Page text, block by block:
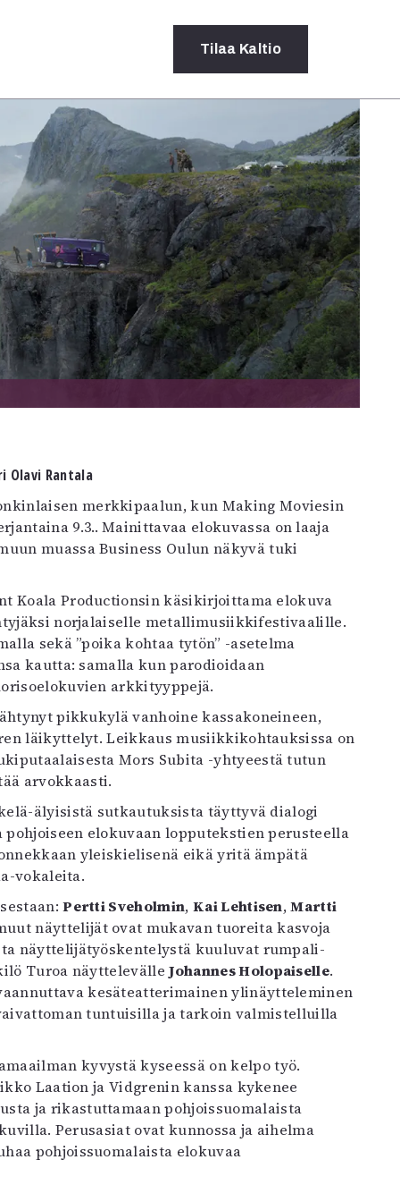
Tilaa Kaltio
Olavi Rantala
9.3.. Mainittavaa elokuvassa on laaja
muassa Business Oulun näkyvä tuki
Koala Productionsin käsikirjoittama elokuva
norjalaiselle metallimusiikkifestivaalille.
sekä ”poika kohtaa tytön” -asetelma
kautta: samalla kun parodioidaan
arkkityyppejä.
pikkukylä vanhoine kassakoneineen,
läikyttelyt. Leikkaus musiikkikohtauksissa on
Mors Subita -yhtyeestä tutun
arvokkaasti.
älyisistä sutkautuksista täyttyvä dialogi
elokuvaan lopputekstien perusteella
yleiskielisenä eikä yritä ämpätä
vokaleita.
Pertti Sveholmin, Kai Lehtisen,Martti
näyttelijät ovat mukavan tuoreita kasvoja
näyttelijätyöskentelystä kuuluvat rumpali-
Turoa näyttelevälleJohannes Holopaiselle.
kesäteatterimainen ylinäytteleminen
tuntuisilla ja tarkoin valmistelluilla
kyvystä kyseessä on kelpo työ.
Laation ja Vidgrenin kanssa kykenee
ja rikastuttamaan pohjoissuomalaista
Perusasiat ovat kunnossa ja aihelma
pohjoissuomalaista elokuvaa